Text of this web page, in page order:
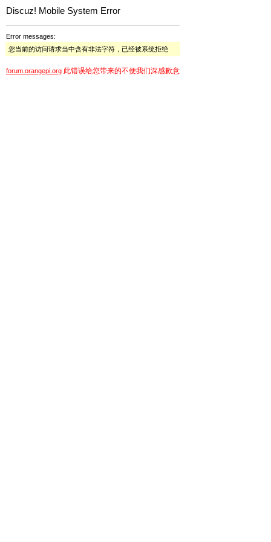
Discuz! Mobile System Error
Error messages:
您当前的访问请求当中含有非法字符，已经被系统拒绝
forum.orangepi.org 此错误给您带来的不便我们深感歉意